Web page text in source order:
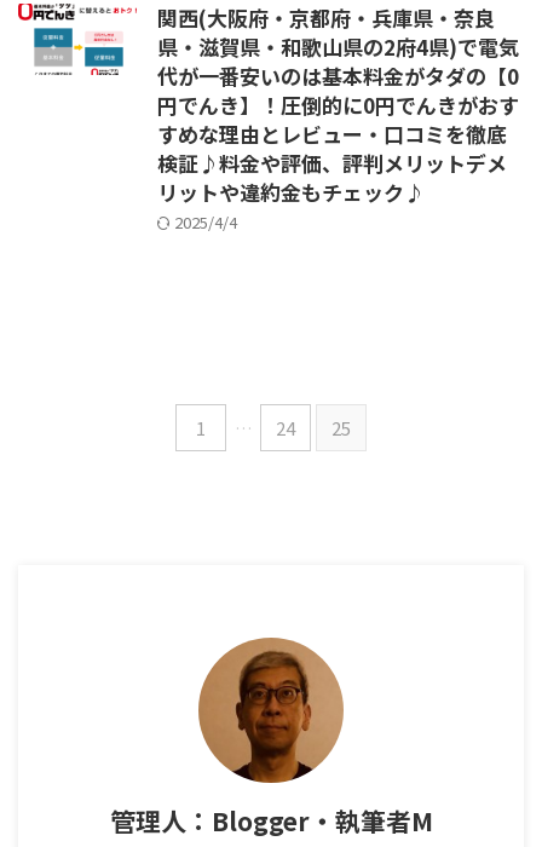
関西(大阪府・京都府・兵庫県・奈良
県・滋賀県・和歌山県の2府4県)で電気
代が一番安いのは基本料金がタダの【0
円でんき】！圧倒的に0円でんきがおす
すめな理由とレビュー・口コミを徹底
検証♪料金や評価、評判メリットデメ
リットや違約金もチェック♪
2025/4/4
1 … 24 25
管理人：Blogger・執筆者M